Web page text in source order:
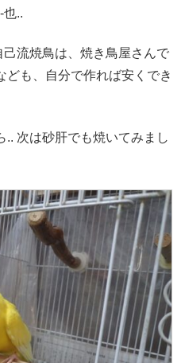
也..
流焼鳥は、焼き鳥屋さんで
も、自分で作れば安くでき
.. 次は砂肝でも焼いてみまし